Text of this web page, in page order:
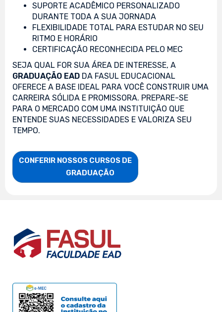
SUPORTE ACADÊMICO PERSONALIZADO
DURANTE TODA A SUA JORNADA
FLEXIBILIDADE TOTAL PARA ESTUDAR NO SEU
RITMO E HORÁRIO
CERTIFICAÇÃO RECONHECIDA PELO MEC
SEJA QUAL FOR SUA ÁREA DE INTERESSE, A
GRADUAÇÃO EAD DA FASUL EDUCACIONAL
OFERECE A BASE IDEAL PARA VOCÊ CONSTRUIR UMA
CARREIRA SÓLIDA E PROMISSORA. PREPARE-SE
PARA O MERCADO COM UMA INSTITUIÇÃO QUE
ENTENDE SUAS NECESSIDADES E VALORIZA SEU
TEMPO.
CONFERIR NOSSOS CURSOS DE
                    GRADUAÇÃO